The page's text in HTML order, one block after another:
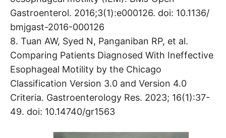
Gastroenterol. 2016;3(1):e000126. doi: 10.1136/
bmjgast-2016-000126
8. Tuan AW, Syed N, Panganiban RP, et al.
Comparing Patients Diagnosed With Ineffective
Esophageal Motility by the Chicago
Classification Version 3.0 and Version 4.0
Criteria. Gastroenterology Res. 2023; 16(1):37-
49. doi: 10.14740/gr1563